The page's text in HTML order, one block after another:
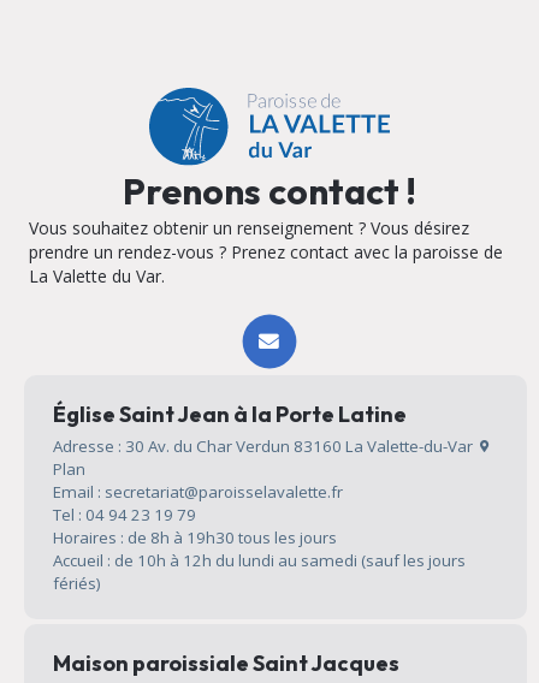
Prenons contact !
Vous souhaitez obtenir un renseignement ? Vous désirez
prendre un rendez-vous ? Prenez contact avec la paroisse de
La Valette du Var.
Église Saint Jean à la Porte Latine
Adresse : 30 Av. du Char Verdun 83160 La Valette-du-Var
Plan
Email : secretariat@paroisselavalette.fr
Tel : 04 94 23 19 79
Horaires : de 8h à 19h30 tous les jours
Accueil : de 10h à 12h du lundi au samedi (sauf les jours
fériés)
Maison paroissiale Saint Jacques